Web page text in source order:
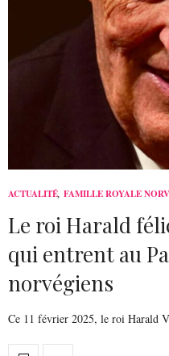
ACTUALITÉ, FAMILLE ROYALE
Le roi Harald
qui entrent au
norvégiens
Ce 11 février 2025, le roi Harald